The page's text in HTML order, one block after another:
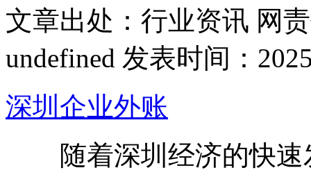
文章出处：行业资讯 网
undefined 发表时间：
深圳企业外账
随着深圳经济的快速